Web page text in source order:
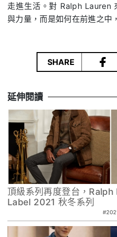
走進生活。對 Ralph Lauren
與力量，而是如何在前進之中
SHARE
延伸閱讀
頂級系列再度登台，
Label 2021 秋冬系列